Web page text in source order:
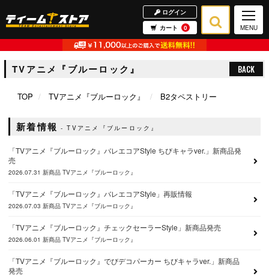
ログイン
カート
0 MENU
TVアニメ『ブルーロック』 BACK
TOP TVアニメ『ブルーロック』 B2タペストリー
新着情報 TVアニメ『ブルーロック』
「TVアニメ『ブルーロック』バレエコアStyle ちびキャラver.」新商品発
売
2026.07.31 新商品 TVアニメ『ブルーロック』
「TVアニメ『ブルーロック』バレエコアStyle」再販情報
2026.07.03 新商品 TVアニメ『ブルーロック』
「TVアニメ『ブルーロック』チェックセーラーStyle」新商品発売
2026.06.01 新商品 TVアニメ『ブルーロック』
「TVアニメ『ブルーロック』でびデコパーカー ちびキャラver.」新商品
発売